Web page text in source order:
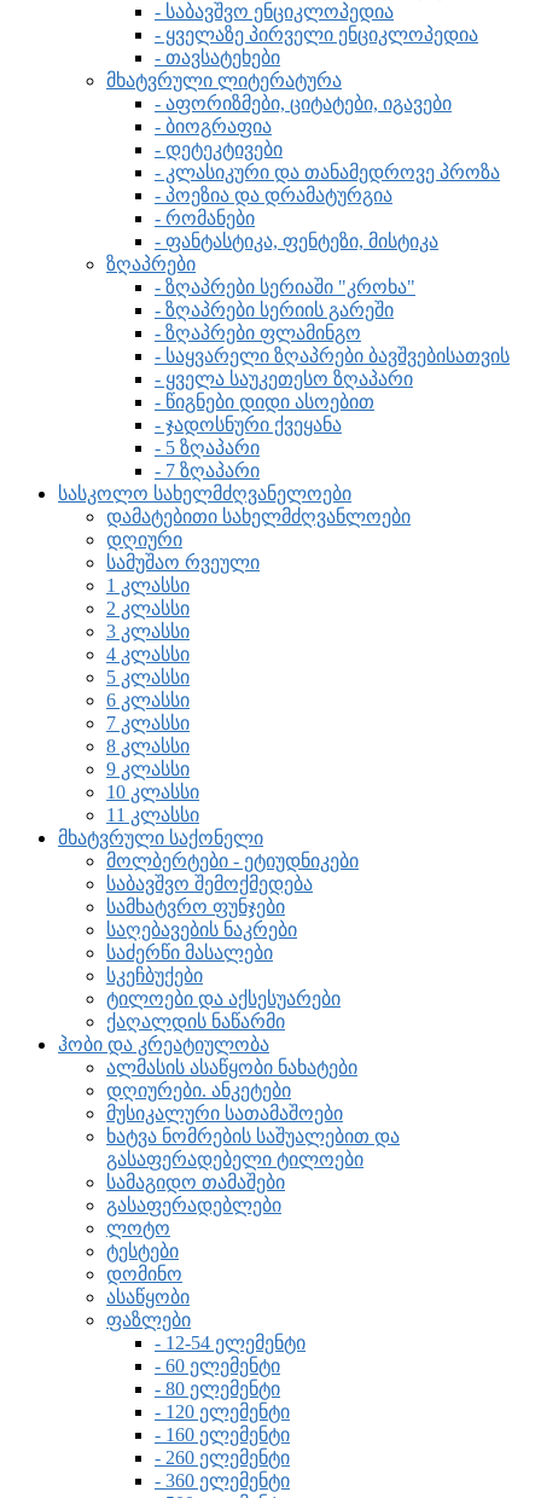
- საბავშვო ენციკლოპედია
- ყველაზე პირველი ენციკლოპედია
- თავსატეხები
მხატვრული ლიტერატურა
- აფორიზმები, ციტატები, იგავები
- ბიოგრაფია
- დეტეკტივები
- კლასიკური და თანამედროვე პროზა
- პოეზია და დრამატურგია
- რომანები
- ფანტასტიკა, ფენტეზი, მისტიკა
ზღაპრები
- ზღაპრები სერიაში "კროხა"
- ზღაპრები სერიის გარეში
- ზღაპრები ფლამინგო
- საყვარელი ზღაპრები ბავშვებისათვის
- ყველა საუკეთესო ზღაპარი
- წიგნები დიდი ასოებით
- ჯადოსნური ქვეყანა
- 5 ზღაპარი
- 7 ზღაპარი
სასკოლო სახელმძღვანელოები
დამატებითი სახელმძღვანლოები
დღიური
სამუშაო რვეული
1 კლასსი
2 კლასსი
3 კლასსი
4 კლასსი
5 კლასსი
6 კლასსი
7 კლასსი
8 კლასსი
9 კლასსი
10 კლასსი
11 კლასსი
მხატვრული საქონელი
მოლბერტები - ეტიუდნიკები
საბავშვო შემოქმედება
სამხატვრო ფუნჯები
საღებავების ნაკრები
საძერწი მასალები
სკეჩბუქები
ტილოები და აქსესუარები
ქაღალდის ნაწარმი
ჰობი და კრეატიულობა
ალმასის ასაწყობი ნახატები
დღიურები. ანკეტები
მუსიკალური სათამაშოები
ხატვა ნომრების საშუალებით და
გასაფერადებელი ტილოები
სამაგიდო თამაშები
გასაფერადებლები
ლოტო
ტესტები
დომინო
ასაწყობი
ფაზლები
- 12-54 ელემენტი
- 60 ელემენტი
- 80 ელემენტი
- 120 ელემენტი
- 160 ელემენტი
- 260 ელემენტი
- 360 ელემენტი